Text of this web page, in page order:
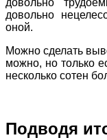
довольно
оной.
Можно сделать
можно, но только
несколько сотен
Подводя